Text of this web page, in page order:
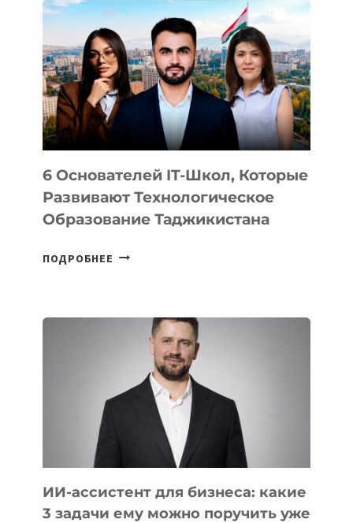
ВНЕШНЕГО
ВИДА
НОВОГО
УСТРОЙСТВА
ОТ
OPENAI
6 Основателей IT-Школ, Которые
Развивают Технологическое
Образование Таджикистана
ПОДРОБНЕЕ 6
КОТОРЫЕ
РАЗВИВАЮТ
ТЕХНОЛОГИЧЕСКОЕ
ОБРАЗОВАНИЕ
ТАДЖИКИСТАНА
ИИ-ассистент для бизнеса: какие
3 задачи ему можно поручить уже